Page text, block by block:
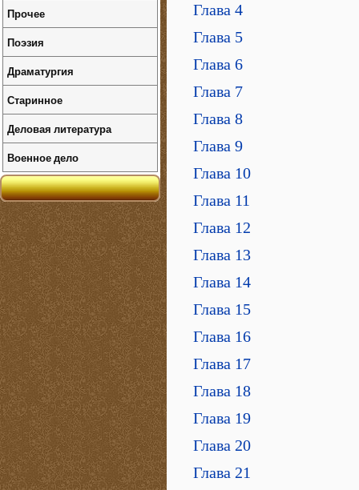
Глава 4
Глава 5
Глава 6
Глава 7
Глава 8
Глава 9
Глава 10
Глава 11
Глава 12
Глава 13
Глава 14
Глава 15
Глава 16
Глава 17
Глава 18
Глава 19
Глава 20
Глава 21
Прочее
Поэзия
Драматургия
Старинное
Деловая литература
Военное дело